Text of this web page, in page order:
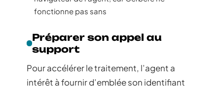
fonctionne pas sans
Préparer son appel au
support
Pour accélérer le traitement, l’agent a
intérêt à fournir d’emblée son identifiant